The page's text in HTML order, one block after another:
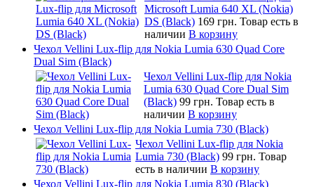
Microsoft Lumia 640 XL (Nokia)
DS (Black) 169 грн. Товар есть в
наличии В корзину
Чехол Vellini Lux-flip для Nokia Lumia 630 Quad Core
Dual Sim (Black)
Чехол Vellini Lux-flip для Nokia
Lumia 630 Quad Core Dual Sim
(Black) 99 грн. Товар есть в
наличии В корзину
Чехол Vellini Lux-flip для Nokia Lumia 730 (Black)
Чехол Vellini Lux-flip для Nokia
Lumia 730 (Black) 99 грн. Товар
есть в наличии В корзину
Чехол Vellini Lux-flip для Nokia Lumia 830 (Black)